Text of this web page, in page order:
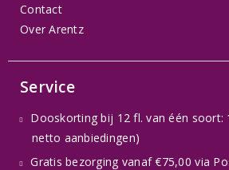
Contact
Over Arentz
Service
Dooskorting bij 12 fl. van één soort:
netto aanbiedingen)
Gratis bezorging vanaf €75,00 via